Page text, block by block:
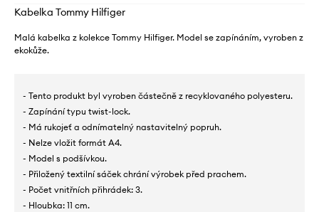
Kabelka Tommy Hilfiger
Malá kabelka z kolekce Tommy Hilfiger. Model se zapínáním, vyroben z
ekokůže.
- Tento produkt byl vyroben částečně z recyklovaného polyesteru.
- Zapínání typu twist-lock.
- Má rukojeť a odnímatelný nastavitelný popruh.
- Nelze vložit formát A4.
- Model s podšívkou.
- Přiložený textilní sáček chrání výrobek před prachem.
- Počet vnitřních přihrádek: 3.
- Hloubka: 11 cm.